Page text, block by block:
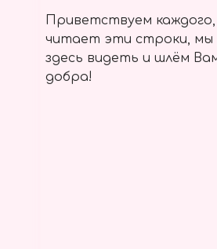
Приветствуем
читает эти строки, мы
здесь видеть и шлём
добра!